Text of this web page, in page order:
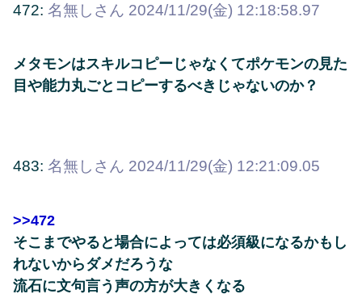
472: 名無しさん 2024/11/29(金) 12:18:58.97
メタモンはスキルコピーじゃなくてポケモンの見た
目や能力丸ごとコピーするべきじゃないのか？
483: 名無しさん 2024/11/29(金) 12:21:09.05
>>472
そこまでやると場合によっては必須級になるかもし
れないからダメだろうな
流石に文句言う声の方が大きくなる